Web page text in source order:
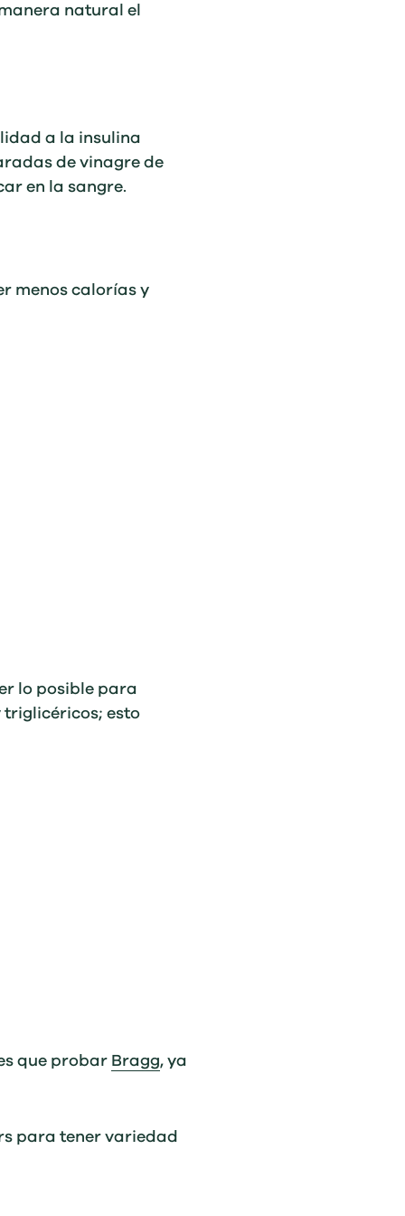
natural el
a la insulina
de vinagre de
en la sangre.
menos calorías y
lo posible para
triglicéricos; esto
que probar Bragg, ya
para tener variedad